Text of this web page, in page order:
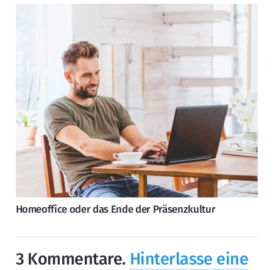
Homeoffice oder das Ende der Präsenzkultur
3 Kommentare. Hinterlasse eine